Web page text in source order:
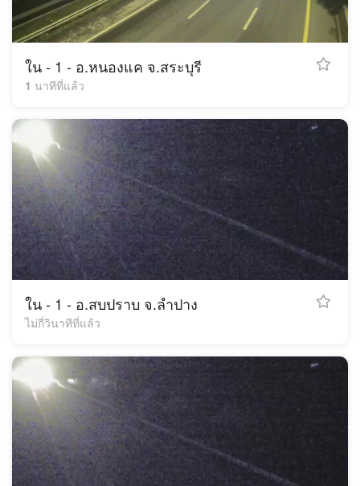
ใน - 1 - อ.หนองแค จ.สระบุรี
1 นาทีที่แล้ว
ใน - 1 - อ.สบปราบ จ.ลำปาง
ไม่กี่วินาทีที่แล้ว